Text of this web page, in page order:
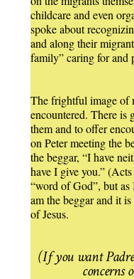
childcare and even
spoke about
and along their
family” caring for and
The frightful image of
encountered. There is
them and to offer
on Peter meeting the
the beggar, “I have
have I give you.”
“word of God”, but
am the beggar and it
of Jesus.
(If you want
concerns